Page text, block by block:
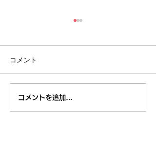
８月１日,２日清瀬駅南口
ふれあい通り夏祭り
コメント
コメントを追加…